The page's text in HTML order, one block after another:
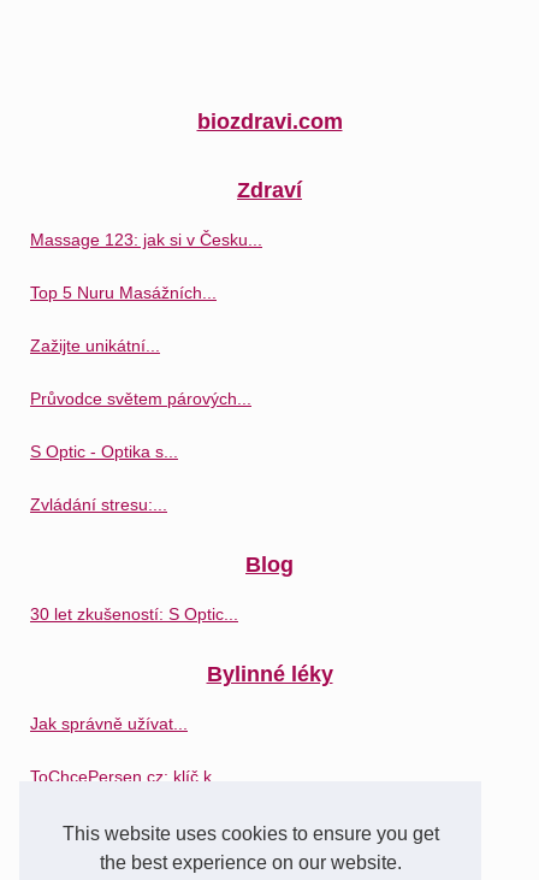
This website uses cookies to ensure you get
the best experience on our website.
biozdravi.com
Zdraví
Massage 123: jak si v Česku...
Top 5 Nuru Masážních...
Zažijte unikátní...
Průvodce světem párových...
S Optic - Optika s...
Zvládání stresu:...
Blog
30 let zkušeností: S Optic...
Bylinné léky
Jak správně užívat...
ToChcePersen.cz: klíč k...
Síla bylinné medicíny:...